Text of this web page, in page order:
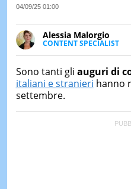
04/09/25 01:00
Alessia Malorgio
CONTENT SPECIALIST
Ha conseguito un
occupa della
dello sviluppo di
canali digitali.
Sono tanti gli auguri di
italiani e stranieri hanno
settembre.